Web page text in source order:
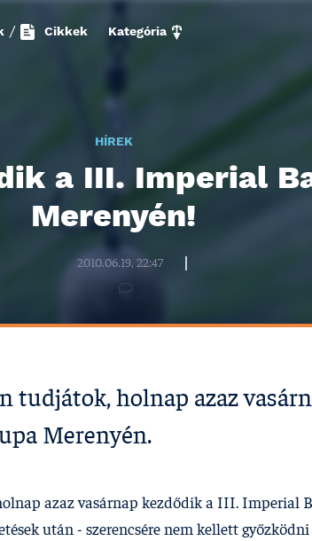
/ Cikkek Kategória
HÍREK
a III. Imperial
Merenyén!
2010.06.19, 22:47
tudjátok, holnap azaz
Merenyén.
azaz vasárnap kezdődik a III. Imperial
után - szerencsére nem kellett